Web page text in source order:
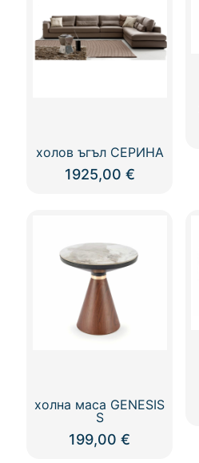
холов ъгъл СЕРИНА
1925,00 €
холна маса GENESIS
S
199,00€